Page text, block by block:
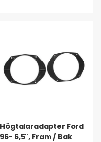
Högtalaradapter Ford
96- 6,5", Fram / Bak